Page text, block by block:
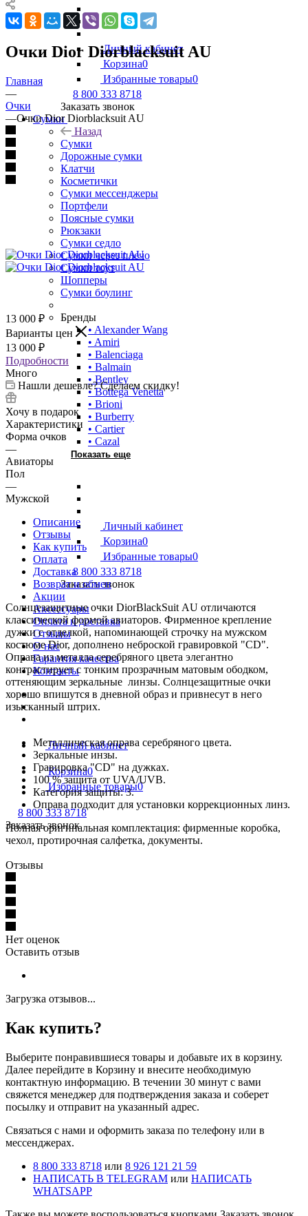
Личный кабинет
Корзина0
Избранные товары0
8 800 333 8718
Заказать звонок
Сумки
Назад
Сумки
Дорожные сумки
Клатчи
Косметички
Сумки мессенджеры
Портфели
Поясные сумки
Рюкзаки
Сумки седло
Сумки через плечо
Сумки тоут
Шопперы
Сумки боулинг
Бренды
• Alexander Wang
• Amiri
• Balenciaga
• Balmain
• Bentley
• Bottega Venetta
• Brioni
• Burberry
• Cartier
• Cazal
Показать еще
Личный кабинет
Корзина0
Избранные товары0
8 800 333 8718
Заказать звонок
Акции
Аксессуары
Оплата и доставка
Отзывы
О нас
Гарантия качества
Контакты
Личный кабинет
Корзина0
Избранные товары0
8 800 333 8718
Заказать звонок
Очки Dior Diorblacksuit AU
Главная
—
Очки
—Очки Dior Diorblacksuit AU
13 000 ₽
Варианты цен
13 000 ₽
Подробности
Много
Нашли дешевле? Сделаем скидку!
Хочу в подарок
Характеристики
Форма очков
—
Авиаторы
Пол
—
Мужской
Описание
Отзывы
Как купить
Оплата
Доставка
Возврат и обмен
Солнцезащитные очки DiorBlackSuit AU отличаются
классической формой авиаторов. Фирменное крепление
дужки с отделкой, напоминающей строчку на мужском
костюме Dior, дополнено неброской гравировкой "CD".
Оправа из металла серебряного цвета элегантно
контрастирует с тонким прозрачным матовым ободком,
оттеняющим зеркальные линзы. Солнцезащитные очки
хорошо впишутся в дневной образ и привнесут в него
изысканный штрих.
Металлическая оправа серебряного цвета.
Зеркальные инзы.
Гравировка "CD" на дужках.
100 % защита от UVA/UVB.
Категория защиты: 3.
Оправа подходит для установки коррекционных линз.
Полная оригинальная комплектация: фирменные коробка,
чехол, протирочная салфетка, документы.
Отзывы
Нет оценок
Оставить отзыв
Загрузка отзывов...
Как купить?
Выберите понравившиеся товары и добавьте их в корзину.
Далее перейдите в Корзину и внесите необходимую
контактную информацию. В течении 30 минут с вами
свяжется менеджер для подтверждения заказа и соберет
посылку и отправит на указанный адрес.
Cвязаться с нами и оформить заказа по телефону или в
мессенджерах.
8 800 333 8718 или 8 926 121 21 59
НАПИСАТЬ В TELEGRAM или НАПИСАТЬ
WHATSAPP